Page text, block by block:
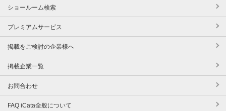
ショールーム検索
プレミアムサービス
掲載をご検討の企業様へ
掲載企業一覧
お問合わせ
FAQ iCata全般について